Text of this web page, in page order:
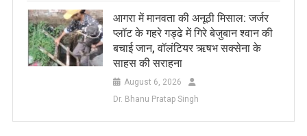
आगरा में मानवता की अनूठी मिसाल: जर्जर
प्लॉट के गहरे गड्ढे में गिरे बेजुबान श्वान की
बचाई जान, वॉलंटियर ऋषभ सक्सेना के
साहस की सराहना
August 6, 2026
Dr. Bhanu Pratap Singh